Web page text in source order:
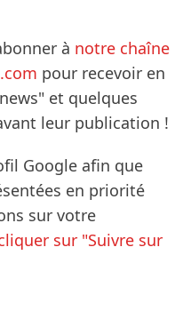
à notre chaîne
pour recevoir en
et quelques
leur publication !
Google afin que
en priorité
sur votre
sur "Suivre sur